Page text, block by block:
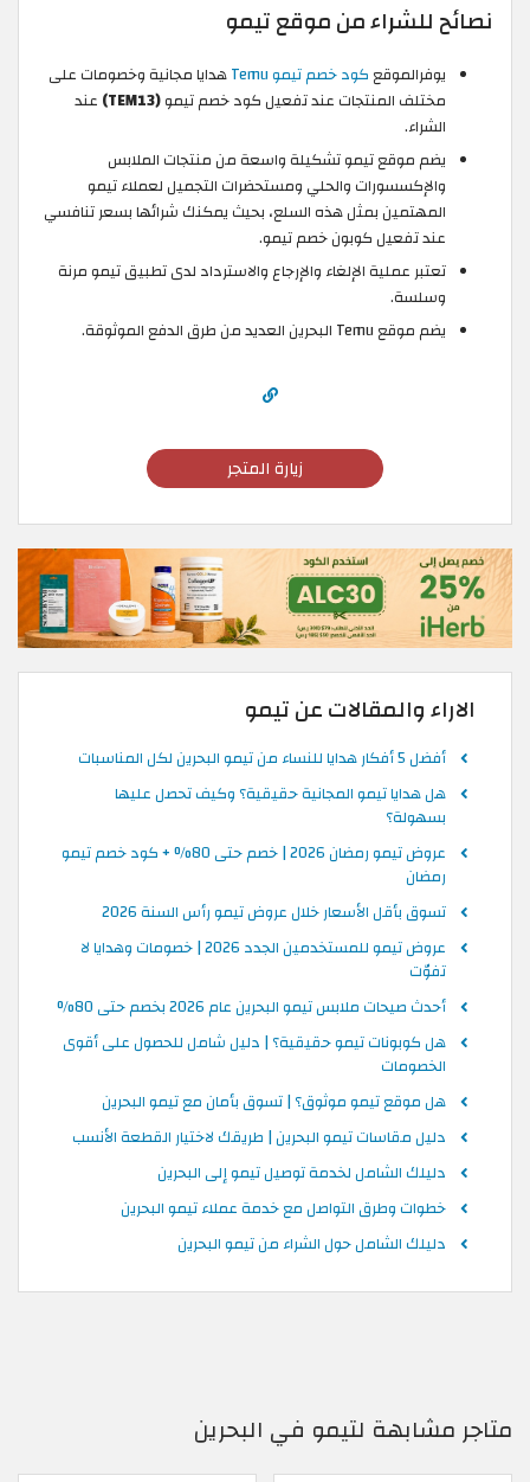
نصائح للشراء من موقع تيمو
يوفرالموقع كود خصم تيمو Temu
هدايا مجانية وخصومات على
مختلف المنتجات عند تفعيل كود خصم تيمو(TEM13)
عند
الشراء.
يضم موقع تيمو تشكيلة واسعة من منتجات الملابس
والإكسسورات والحلي ومستحضرات التجميل لعملاء تيمو
المهتمين بمثل هذه السلع، بحيث يمكنك شرائها بسعر تنافسي
عند تفعيل كوبون خصم تيمو.
تعتبر عملية الإلغاء والإرجاع والاسترداد لدى تطبيق تيمو مرنة
وسلسة.
يضم موقع Temu البحرين العديد من طرق الدفع الموثوقة.
زيارة المتجر
الاراء والمقالات عن تيمو
أفضل 5 أفكار هدايا للنساء من تيمو البحرين لكل المناسبات
هل هدايا تيمو المجانية حقيقية؟ وكيف تحصل عليها
بسهولة؟
عروض تيمو رمضان 2026 | خصم حتى 80% + كود خصم تيمو
رمضان
تسوق بأقل الأسعار خلال عروض تيمو رأس السنة 2026
عروض تيمو للمستخدمين الجدد 2026 | خصومات وهدايا لا
تفوّت
أحدث صيحات ملابس تيمو البحرين عام 2026 بخصم حتى 80%
هل كوبونات تيمو حقيقية؟ | دليل شامل للحصول على أقوى
الخصومات
هل موقع تيمو موثوق؟ | تسوق بأمان مع تيمو البحرين
دليل مقاسات تيمو البحرين | طريقك لاختيار القطعة الأنسب
دليلك الشامل لخدمة توصيل تيمو إلى البحرين
خطوات وطرق التواصل مع خدمة عملاء تيمو البحرين
دليلك الشامل حول الشراء من تيمو البحرين
متاجر مشابهة لتيمو في البحرين